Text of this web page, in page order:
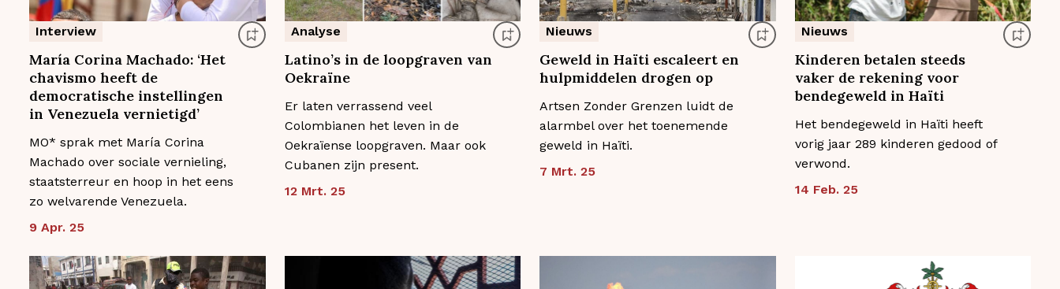
Interview
María Corina Machado: ‘Het
chavismo heeft de
democratische instellingen
in Venezuela vernietigd’
MO* sprak met María Corina
Machado over sociale vernieling,
staatsterreur en hoop in het eens
zo welvarende Venezuela.
9 Apr. 25
Analyse
Latino’s in de loopgraven van
Oekraïne
Er laten verrassend veel
Colombianen het leven in de
Oekraïense loopgraven. Maar ook
Cubanen zijn present.
12 Mrt. 25
Nieuws
Geweld in Haïti escaleert en
hulpmiddelen drogen op
Artsen Zonder Grenzen luidt de
alarmbel over het toenemende
geweld in Haïti.
7 Mrt. 25
Nieuws
Kinderen betalen steeds
vaker de rekening voor
bendegeweld in Haïti
Het bendegeweld in Haïti heeft
vorig jaar 289 kinderen gedood of
verwond.
14 Feb. 25